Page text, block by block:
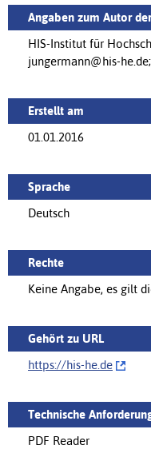
Angaben zum Autor
HIS-Institut für
jungermann@his-
Erstellt am
01.01.2016
Sprache
Deutsch
Rechte
Keine Angabe, es gilt
Gehört zu URL
https://‌his-he.de
Technische
PDF Reader